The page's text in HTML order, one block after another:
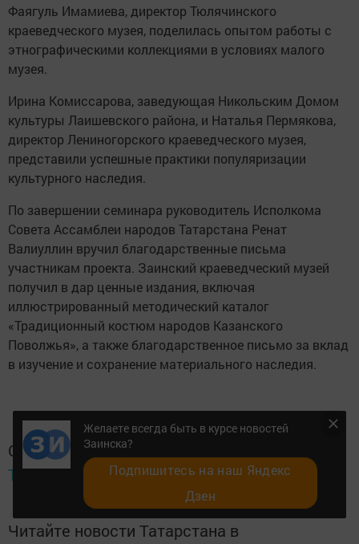
Фаягуль Имамиева, директор Тюлячинского
краеведческого музея, поделилась опытом работы с
этнографическими коллекциями в условиях малого
музея.
Ирина Комиссарова, заведующая Никольским Домом
культуры Лаишевского района, и Наталья Пермякова,
директор Лениногорского краеведческого музея,
представили успешные практики популяризации
культурного наследия.
По завершении семинара руководитель Исполкома
Совета Ассамблеи народов Татарстана Ренат
Валиуллин вручил благодарственные письма
участникам проекта. Заинский краеведческий музей
получил в дар ценные издания, включая
иллюстрированный методический каталог
«Традиционный костюм народов Казанского
Поволжья», а также благодарственное письмо за вклад
в изучение и сохранение материального наследия.
Следите за самым важным и интересным в
Telegram-каналеТатмедиа
Читайте новости Татарстана в
Желаете всегда быть в курсе новостей
Заинска?
Подпишитесь на наш Яндекс
Дзен